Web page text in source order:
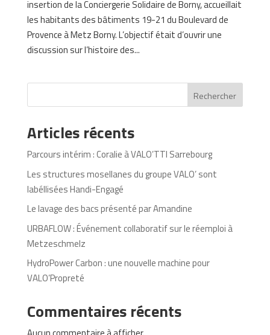
insertion de la Conciergerie Solidaire de Borny, accueillait
les habitants des bâtiments 19-21 du Boulevard de
Provence à Metz Borny. L’objectif était d’ouvrir une
discussion sur l’histoire des...
Rechercher
Articles récents
Parcours intérim : Coralie à VALO’TTI Sarrebourg
Les structures mosellanes du groupe VALO’ sont
labéllisées Handi-Engagé
Le lavage des bacs présenté par Amandine
URBAFLOW : Événement collaboratif sur le réemploi à
Metzeschmelz
HydroPower Carbon : une nouvelle machine pour
VALO’Propreté
Commentaires récents